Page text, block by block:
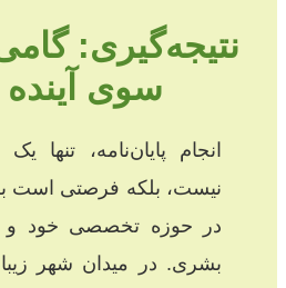
نتیجه‌گیری:
سوی
انجام پایان‌نامه، تنها
نیست، بلکه فرصتی است
در حوزه تخصصی خود و
بشری. در میدان شهر